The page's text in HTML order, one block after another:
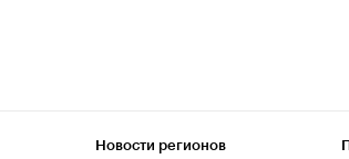
Новости регионов